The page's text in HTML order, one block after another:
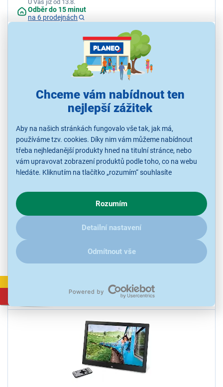
Chceme vám nabídnout ten
nejlepší zážitek
Aby na našich stránkách fungovalo vše tak, jak má,
používáme tzv. cookies. Díky nim vám můžeme nabídnout
třeba nejhledanější produkty hned na titulní stránce, nebo
vám upravovat zobrazení produktů podle toho, co na webu
hledáte. Kliknutím na tlačítko „rozumím“ souhlasíte
chování na webu pro zobrazení cílených reklam. Pokud vás
zajímají detaily, jak u nás s cookies a dalšími údaji pracujeme,
kliknětesem.
Rozumím
Detailní nastavení
Odmítnout vše
U Vás již od 13.8.
Odběr do 15 minut
na 6 prodejnách
4,5 2x
Sencor SDF 782 WH
Digitální fotorámeček, displej 7" (17,8 cm) HD 1024×600 IPS, čtečka
karet, podpora USB, zobrazení foto JPG/PNG, videa MPEG1-4,
zvukový podkres MP3/WMA (repro 2W), postupné promítání,
interval, nastavení jasu